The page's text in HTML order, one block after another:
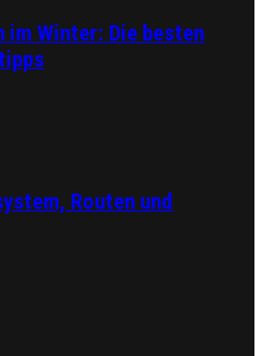
Winter: Die besten
Routen und